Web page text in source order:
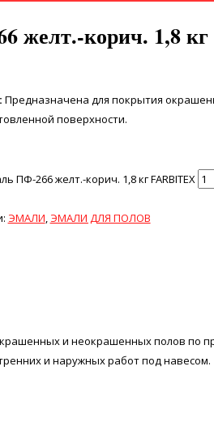
желт.-корич. 1,8
Предназначена для покрытия
поверхности.
ПФ-266 желт.-корич. 1,8 кг FARBITEX
ЭМАЛИ, ЭМАЛИ ДЛЯ ПОЛОВ
и неокрашенных полов по
и наружных работ под навесом.